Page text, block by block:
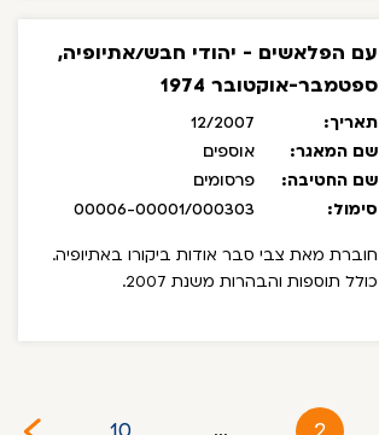
עם הפלאשים - יהודי חבש/אתיופיה,
ספטמבר-אוקטובר 1974
תאריך:
12/2007
שם המאגר:
אוספים
שם החטיבה:
פרסומים
סימול:
00006-00001/000303
חוברת מאת צבי סבר אודות ביקורו באתיופיה.
כולל תוספות והבהרות משנת 2007.
...